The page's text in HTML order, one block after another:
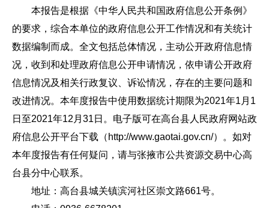
本报告是根据《中华人民共和国政府信息公开条例》
的要求，综合本单位的政府信息公开工作情况和有关统计
数据编制而成。全文包括总体情况，主动公开政府信息情
况，收到和处理政府信息公开申请情况，依申请公开政府
信息情况及相关行政复议、诉讼情况，存在的主要问题和
改进情况。本年度报告中使用数据统计期限为2021年1月1
日至2021年12月31日。电子版可在高台县人民政府网站政
府信息公开平台下载（http://www.gaotai.gov.cn/）。如对
本年度报告有任何疑问，请与张掖市公共资源交易中心高
台县分中心联系。
地址：高台县城关镇滨河社区崇文路661号。